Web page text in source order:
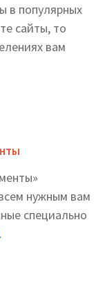
в популярных
сайты, то
вам
нужным вам
специально
.